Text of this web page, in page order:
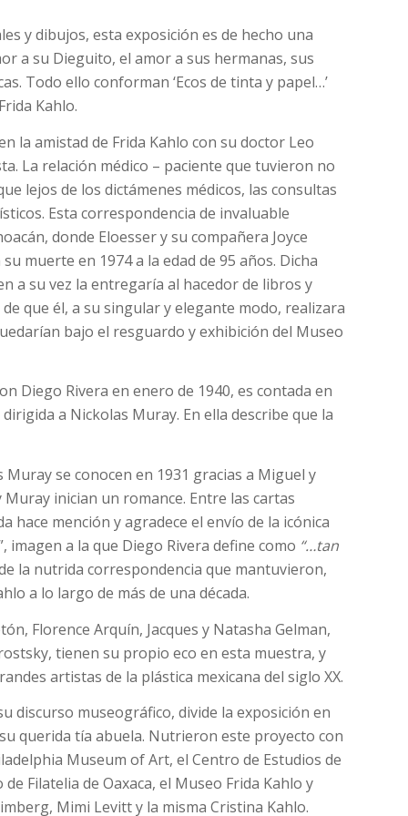
y dibujos, esta exposición es de hecho una
a su Dieguito, el amor a sus hermanas, sus
Todo ello conforman ‘Ecos de tinta y papel…’
Kahlo.
la amistad de Frida Kahlo con su doctor Leo
La relación médico – paciente que tuvieron no
lejos de los dictámenes médicos, las consultas
Esta correspondencia de invaluable
donde Eloesser y su compañera Joyce
muerte en 1974 a la edad de 95 años. Dicha
a su vez la entregaría al hacedor de libros y
que él, a su singular y elegante modo, realizara
bajo el resguardo y exhibición del Museo
Diego Rivera en enero de 1940, es contada en
a Nickolas Muray. En ella describe que la
se conocen en 1931 gracias a Miguel y
inician un romance. Entre las cartas
hace mención y agradece el envío de la icónica
a la que Diego Rivera define como “…tan
la nutrida correspondencia que mantuvieron,
a lo largo de más de una década.
Florence Arquín, Jacques y Natasha Gelman,
tienen su propio eco en esta muestra, y
artistas de la plástica mexicana del siglo XX.
discurso museográfico, divide la exposición en
querida tía abuela. Nutrieron este proyecto con
Museum of Art, el Centro de Estudios de
Filatelia de Oaxaca, el Museo Frida Kahlo y
Mimi Levitt y la misma Cristina Kahlo.